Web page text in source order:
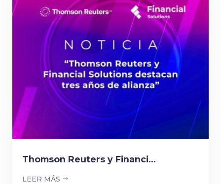
Thomson Reuters y Financi...
LEER MÁS